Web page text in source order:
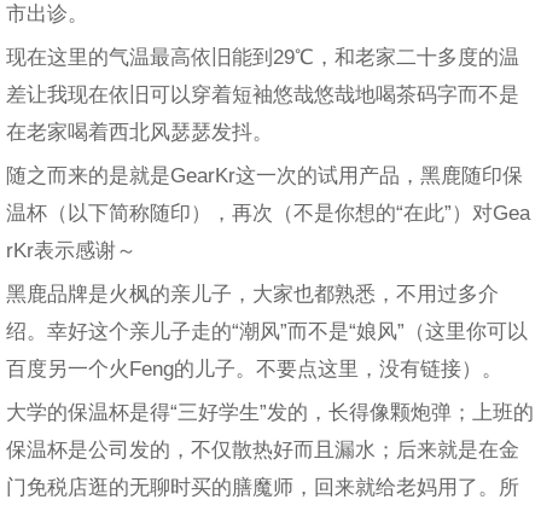
市出诊。
现在这里的气温最高依旧能到29℃，和老家二十多度的温
差让我现在依旧可以穿着短袖悠哉悠哉地喝茶码字而不是
在老家喝着西北风瑟瑟发抖。
随之而来的是就是GearKr这一次的试用产品，黑鹿随印保
温杯（以下简称随印），再次（不是你想的“在此”）对Gea
rKr表示感谢～
黑鹿品牌是火枫的亲儿子，大家也都熟悉，不用过多介
绍。幸好这个亲儿子走的“潮风”而不是“娘风”（这里你可以
百度另一个火Feng的儿子。不要点这里，没有链接）。
大学的保温杯是得“三好学生”发的，长得像颗炮弹；上班的
保温杯是公司发的，不仅散热好而且漏水；后来就是在金
门免税店逛的无聊时买的膳魔师，回来就给老妈用了。所